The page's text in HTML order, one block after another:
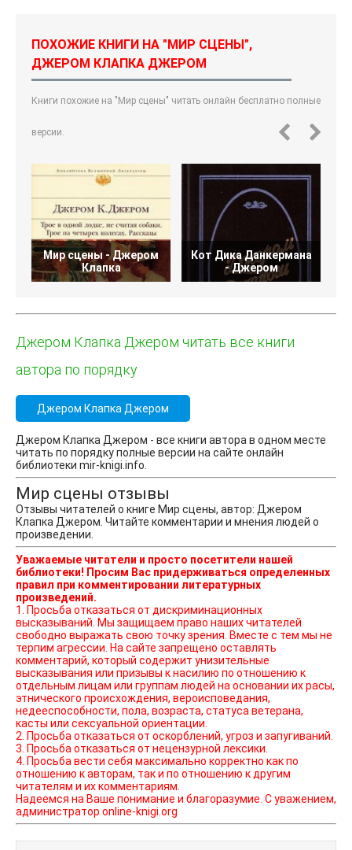
ПОХОЖИЕ КНИГИ НА "МИР СЦЕНЫ",
ДЖЕРОМ КЛАПКА ДЖЕРОМ
Книги похожие на "Мир сцены" читать онлайн бесплатно полные
версии.
Мир сцены - Джером
Клапка
Кот Дика Данкермана
- Джером
Джером Клапка Джером читать все книги
автора по порядку
Джером Клапка Джером
Джером Клапка Джером - все книги автора в одном месте
читать по порядку полные версии на сайте онлайн
библиотеки mir-knigi.info.
Мир сцены отзывы
Отзывы читателей о книге Мир сцены, автор: Джером
Клапка Джером. Читайте комментарии и мнения людей о
произведении.
Уважаемые читатели и просто посетители нашей
библиотеки! Просим Вас придерживаться определенных
правил при комментировании литературных
произведений.
1. Просьба отказаться от дискриминационных
высказываний. Мы защищаем право наших читателей
свободно выражать свою точку зрения. Вместе с тем мы не
терпим агрессии. На сайте запрещено оставлять
комментарий, который содержит унизительные
высказывания или призывы к насилию по отношению к
отдельным лицам или группам людей на основании их расы,
этнического происхождения, вероисповедания,
недееспособности, пола, возраста, статуса ветерана,
касты или сексуальной ориентации.
2. Просьба отказаться от оскорблений, угроз и запугиваний.
3. Просьба отказаться от нецензурной лексики.
4. Просьба вести себя максимально корректно как по
отношению к авторам, так и по отношению к другим
читателям и их комментариям.
Надеемся на Ваше понимание и благоразумие. С уважением,
администратор online-knigi.org